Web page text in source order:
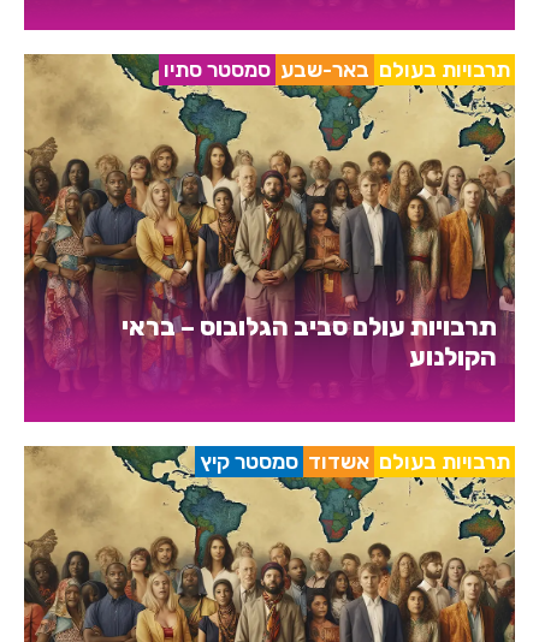
תרבויות בעולם באר-שבע סמסטר סתיו
תרבויות עולם סביב הגלובוס – בראי
הקולנוע
תרבויות בעולם אשדוד סמסטר קיץ